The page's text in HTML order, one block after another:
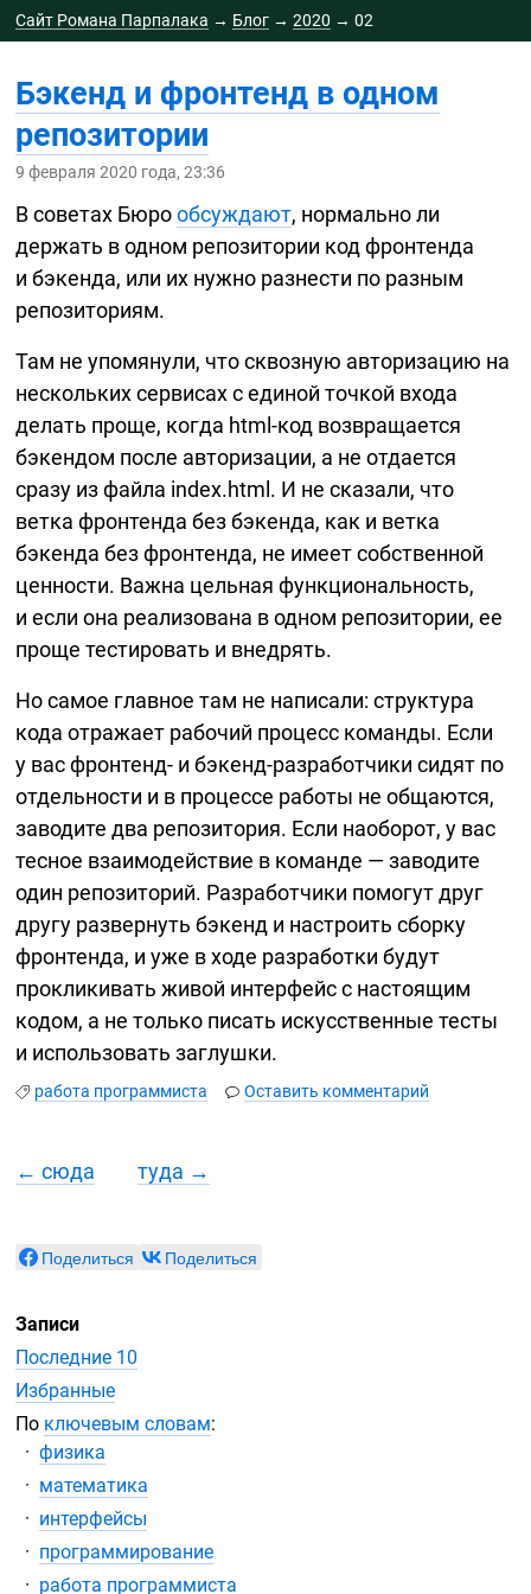
Сайт Романа Парпалака → Блог →2020 →02
Бэкенд и фронтенд в одном
репозитории
9 февраля 2020 года, 23:36
В советах Бюрообсуждают, нормально ли
держать в одном репозитории код фронтенда
и бэкенда, или их нужно разнести по разным
репозиториям.
Там не упомянули, что сквозную авторизацию на
нескольких сервисах с единой точкой входа
делать проще, когда html-код возвращается
бэкендом после авторизации, а не отдается
сразу из файла index.html. И не сказали, что
ветка фронтенда без бэкенда, как и ветка
бэкенда без фронтенда, не имеет собственной
ценности. Важна цельная функциональность,
и если она реализована в одном репозитории, ее
проще тестировать и внедрять.
Но самое главное там не написали: структура
кода отражает рабочий процесс команды. Если
у вас фронтенд- ибэкенд-разработчики сидят по
отдельности и в процессе работы не общаются,
заводите два репозитория. Если наоборот, у вас
тесное взаимодействие в команде — заводите
один репозиторий. Разработчики помогут друг
другу развернуть бэкенд и настроить сборку
фронтенда, и уже в ходе разработки будут
прокликивать живой интерфейс с настоящим
кодом, а не только писать искусственные тесты
и использовать заглушки.
работа программиста Оставить комментарий
← сюда туда →
Поделиться Поделиться
Записи
Последние 10
Избранные
По ключевым словам:
физика
математика
интерфейсы
программирование
работа программиста